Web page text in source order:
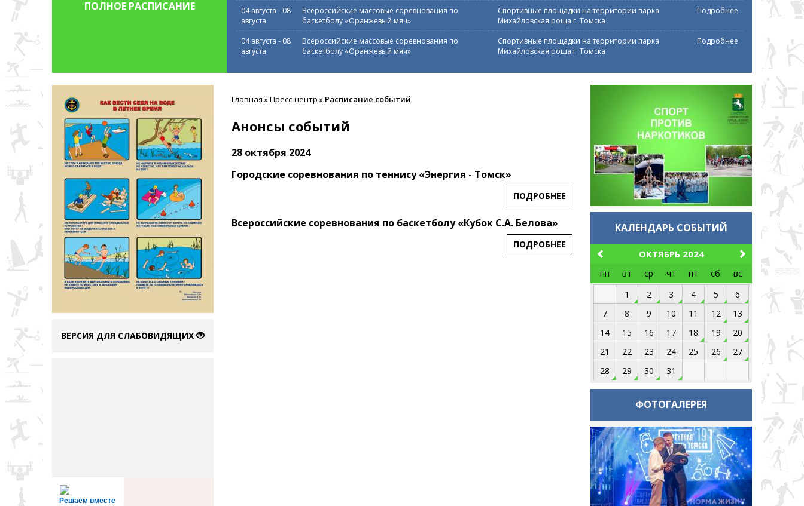
ПОЛНОЕ РАСПИСАНИЕ 04 августа - 08
августа
Всероссийские массовые соревнования по
баскетболу «Оранжевый мяч»
Спортивные площадки на территории парка
Михайловская роща г. Томска
Подробнее
04 августа - 08
августа
Всероссийские массовые соревнования по
баскетболу «Оранжевый мяч»
Спортивные площадки на территории парка
Михайловская роща г. Томска
Подробнее
ВЕРСИЯ ДЛЯ СЛАБОВИДЯЩИХ
Решаем вместе
здесь
Главная »Пресс-центр » Расписание событий
Анонсы событий
28 октября 2024
Городские соревнования по теннису «Энергия - Томск»
ПОДРОБНЕЕ
Всероссийские соревнования по баскетболу «Кубок С.А. Белова»
ПОДРОБНЕЕ
КАЛЕНДАРЬ СОБЫТИЙ
пн вт ср чт пт сб
вс
1
2 3 4 5
6
7
8 9 10 11 12
13
14
15 16 17 18 19
20
21
22 23 24 25 26
27
28
29 30 31
ОКТЯБРЬ 2024
ФОТОГАЛЕРЕЯ